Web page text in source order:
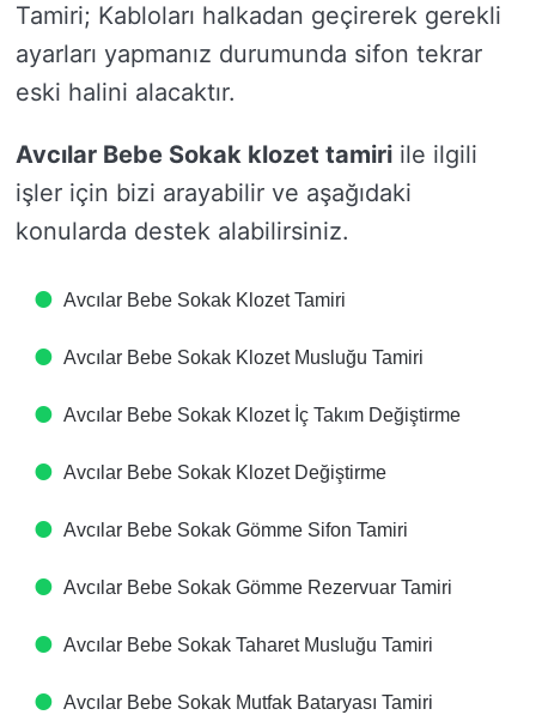
Tamiri; Kabloları halkadan geçirerek gerekli
ayarları yapmanız durumunda sifon tekrar
eski halini alacaktır.
Avcılar Bebe Sokak klozet tamiri ile ilgili
işler için bizi arayabilir ve aşağıdaki
konularda destek alabilirsiniz.
Avcılar Bebe Sokak Klozet Tamiri
Avcılar Bebe Sokak Klozet Musluğu Tamiri
Avcılar Bebe Sokak Klozet İç Takım Değiştirme
Avcılar Bebe Sokak Klozet Değiştirme
Avcılar Bebe Sokak Gömme Sifon Tamiri
Avcılar Bebe Sokak Gömme Rezervuar Tamiri
Avcılar Bebe Sokak Taharet Musluğu Tamiri
Avcılar Bebe Sokak Mutfak Bataryası Tamiri